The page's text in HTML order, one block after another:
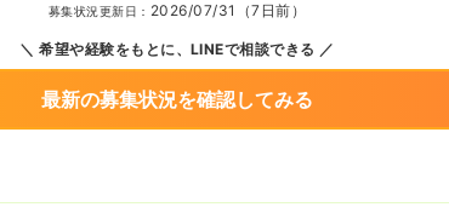
募集状況更新日： 2026/07/31（7日前）
希望や経験をもとに、LINEで相談できる
最新の募集状況を確認してみる